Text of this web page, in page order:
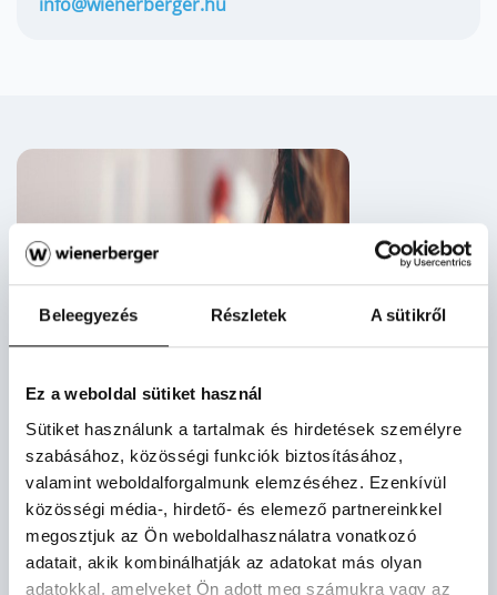
Beleegyezés Részletek A sütikről
Ez a weboldal sütiket használ
Sütiket használunk a tartalmak és hirdetések személyre
szabásához, közösségi funkciók biztosításához,
valamint weboldalforgalmunk elemzéséhez. Ezenkívül
közösségi média-, hirdető- és elemező partnereinkkel
megosztjuk az Ön weboldalhasználatra vonatkozó
adatait, akik kombinálhatják az adatokat más olyan
adatokkal, amelyeket Ön adott meg számukra vagy az
Hírlevél feliratkozás
Iratkozzon fel hírlevelünkre, ha szeretne első kézből